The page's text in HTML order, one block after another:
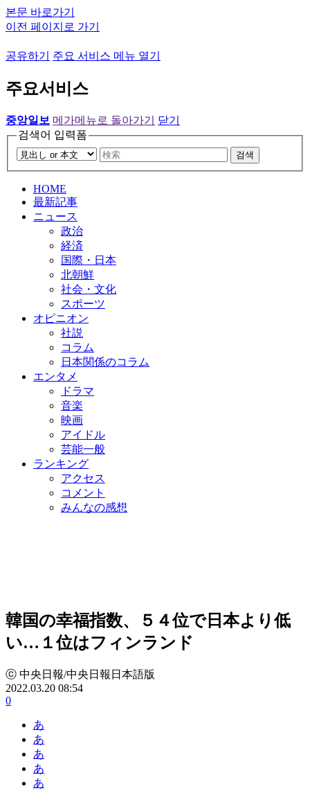
본문 바로가기
이전 페이지로 가기
공유하기 주요 서비스 메뉴 열기
주요서비스
중앙일보 메가메뉴로 돌아가기
닫기
검색어 입력폼
검색
HOME
最新記事
ニュース
政治
経済
国際・日本
北朝鮮
社会・文化
スポーツ
オピニオン
社説
コラム
日本関係のコラム
エンタメ
ドラマ
音楽
映画
アイドル
芸能一般
ランキング
アクセス
コメント
みんなの感想
韓国の幸福指数、５４位で日本より低
い…１位はフィンランド
ⓒ 中央日報/中央日報日本語版
2022.03.20 08:54
0
あ
あ
あ
あ
あ